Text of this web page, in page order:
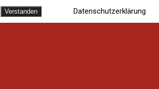
Verstanden Datenschutzerklärung